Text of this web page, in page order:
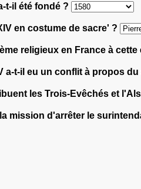
t-il été fondé ?
en costume de sacre' ?
religieux en France à cette
a-t-il eu un conflit à propos
les Trois-Evêchés et
mission d'arrêter le